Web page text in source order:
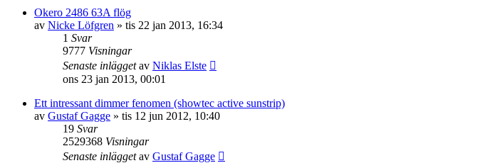
Okero 2486 63A flög
av Nicke Löfgren » tis 22 jan 2013, 16:34
1 Svar
9777 Visningar
Senaste inläggetav Niklas Elste
ons 23 jan 2013, 00:01
Ett intressant dimmer fenomen (showtec active sunstrip)
av Gustaf Gagge » tis 12 jun 2012, 10:40
19 Svar
2529368 Visningar
Senaste inläggetav Gustaf Gagge